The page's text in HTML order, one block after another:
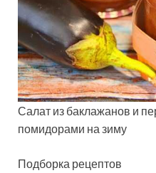
Салат из баклажанов и
помидорами на зиму
Подборка рецептов